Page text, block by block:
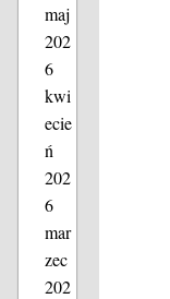
maj
202
6
kwi
ecie
ń
202
6
mar
zec
202